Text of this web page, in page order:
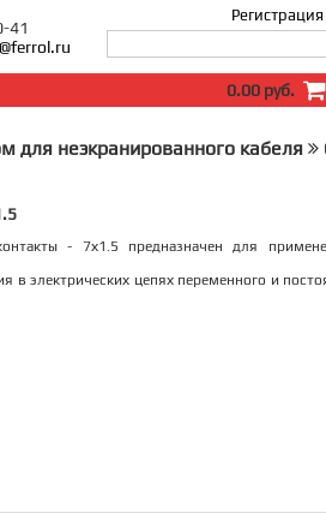
Запомнить меня
Регистрация
41
0.00 руб.
для неэкранированного кабеля
- 7х1.5 предназначен для
в электрических цепях переменного и